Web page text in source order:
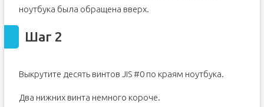
ноутбука была обращена вверх.
Шаг 2
Выкрутите десять винтов JIS #0 по краям ноутбука.
Два нижних винта немного короче.